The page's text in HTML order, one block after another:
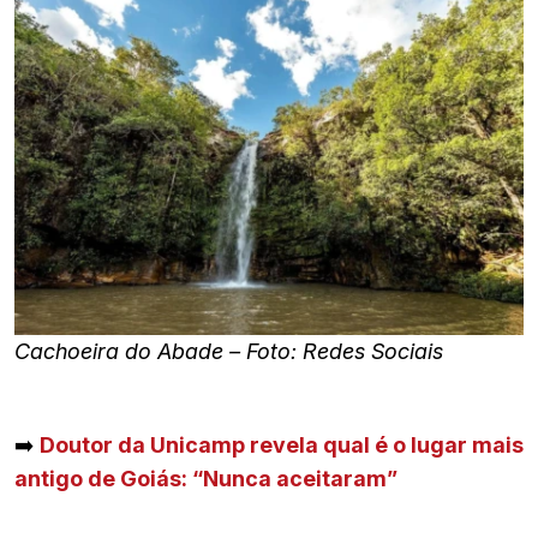
Cachoeira do Abade – Foto: Redes Sociais
➡️ Doutor da Unicamp revela qual é o lugar mais
antigo de Goiás: “Nunca aceitaram”